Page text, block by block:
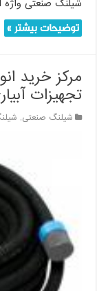
شیلنگ صنعتی
توضیحات بیشتر »
مرکز خرید
تجهیزات
شیلنگ صنعتی,